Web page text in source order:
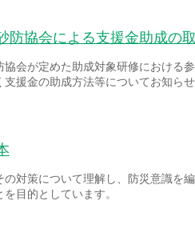
防協会による支援金助成の
協会が定めた助成対象研修における
援金の助成方法等についてお知らせ
の対策について理解し、防災意識を
目的としています。